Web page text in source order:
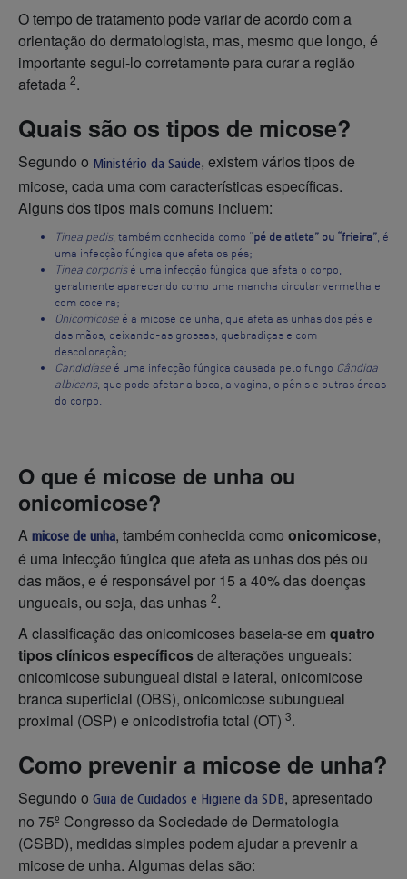
O tempo de tratamento pode variar de acordo com a
orientação do dermatologista, mas, mesmo que longo, é
importante segui-lo corretamente para curar a região
afetada 2.
Quais são os tipos de micose?
Segundo o Ministério da Saúde, existem vários tipos de
micose, cada uma com características específicas.
Alguns dos tipos mais comuns incluem:
Tinea pedis, também conhecida como “pé de atleta” ou “frieira” , é
uma infecção fúngica que afeta os pés;
Tinea corporisé uma infecção fúngica que afeta o corpo,
geralmente aparecendo como uma mancha circular vermelha e
com coceira;
Onicomicose é a micose de unha, que afeta as unhas dos pés e
das mãos, deixando-as grossas, quebradiças e com
descoloração;
Candidíase é uma infecção fúngica causada pelo fungo Cândida
albicans, que pode afetar a boca, a vagina, o pênis e outras áreas
do corpo.
O que é micose de unha ou
onicomicose?
A micose de unha, também conhecida como onicomicose,
é uma infecção fúngica que afeta as unhas dos pés ou
das mãos, e é responsável por 15 a 40% das doenças
ungueais, ou seja, das unhas 2.
A classificação das onicomicoses baseia-se em quatro
tipos clínicos específicosde alterações ungueais:
onicomicose subungueal distal e lateral, onicomicose
branca superficial (OBS), onicomicose subungueal
proximal (OSP) e onicodistrofia total (OT) 3.
Como prevenir a micose de unha?
Segundo o Guia de Cuidados e Higiene da SDB, apresentado
no 75º Congresso da Sociedade de Dermatologia
(CSBD), medidas simples podem ajudar a prevenir a
micose de unha. Algumas delas são: